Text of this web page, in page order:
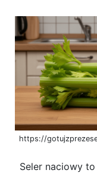
https://
Seler naciowy